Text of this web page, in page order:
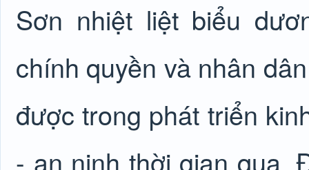
Sơn nhiệt liệt biểu
chính quyền và nhân
được trong phát triển
- an ninh thời gian qua.